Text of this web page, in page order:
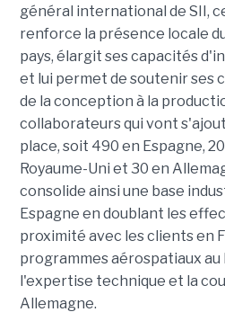
général international de SII,
renforce la présence locale
pays, élargit ses capacités
et lui permet de soutenir ses
de la conception à la
collaborateurs qui vont
place, soit 490 en Espagne,
Royaume-Uni et 30 en
consolide ainsi une base
Espagne en doublant les
proximité avec les clients en
programmes aérospatiaux au
l'expertise technique et la
Allemagne.